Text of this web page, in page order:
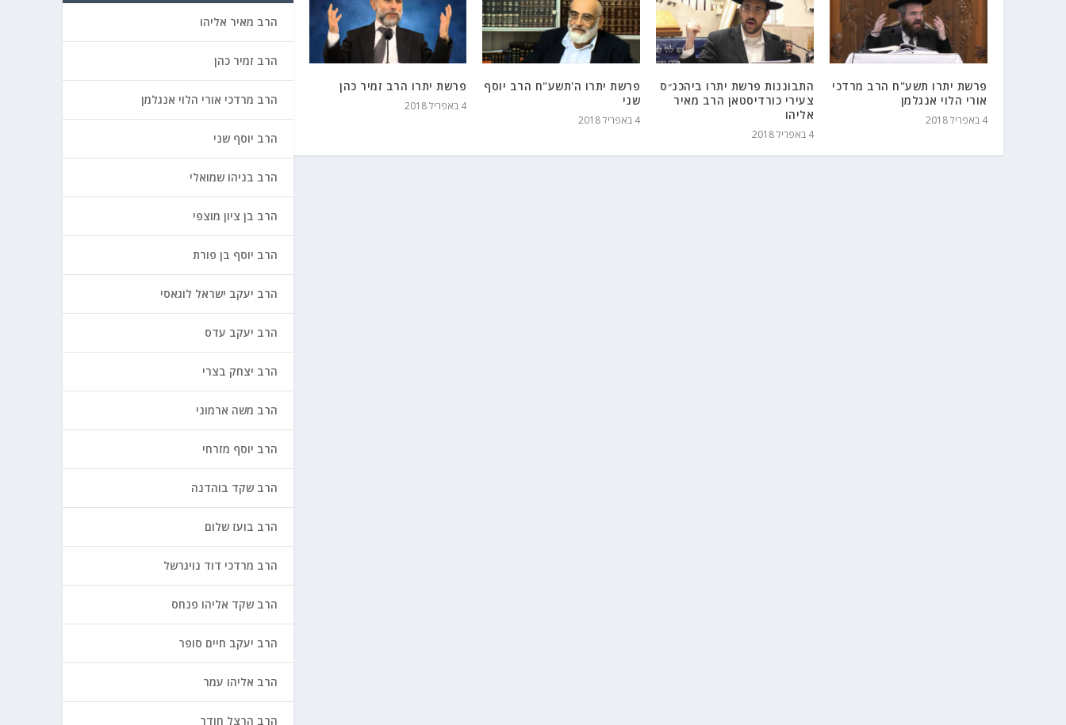
פרשת יתרו תשע"ח הרב מרדכי
אורי הלוי אנגלמן
4 באפריל 2018
התבוננות פרשת יתרו ביהכנ״ס
צעירי כורדיסטאן הרב מאיר
אליהו
4 באפריל 2018
פרשת יתרו ה'תשע"ח הרב יוסף
שני
4 באפריל 2018
פרשת יתרו הרב זמיר כהן
4 באפריל 2018
הרב מאיר אליהו
הרב זמיר כהן
הרב מרדכי אורי הלוי אנגלמן
הרב יוסף שני
הרב בניהו שמואלי
הרב בן ציון מוצפי
הרב יוסף בן פורת
הרב יעקב ישראל לוגאסי
הרב יעקב עדס
הרב יצחק בצרי
הרב משה ארמוני
הרב יוסף מזרחי
הרב שקד בוהדנה
הרב בועז שלום
הרב מרדכי דוד נויגרשל
הרב שקד אליהו פנחס
הרב יעקב חיים סופר
הרב אליהו עמר
הרב הרצל חודר